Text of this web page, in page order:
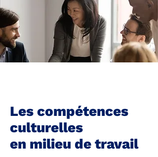
Les compétences
culturelles
en milieu de travail